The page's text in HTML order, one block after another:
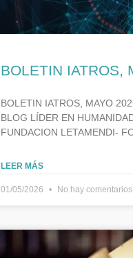
BOLETIN IATROS,
BOLETIN IATROS, MAYO
BLOG LÍDER EN
FUNDACION LETAMENDI-
LEER MÁS
01/05/2026 No hay comentarios